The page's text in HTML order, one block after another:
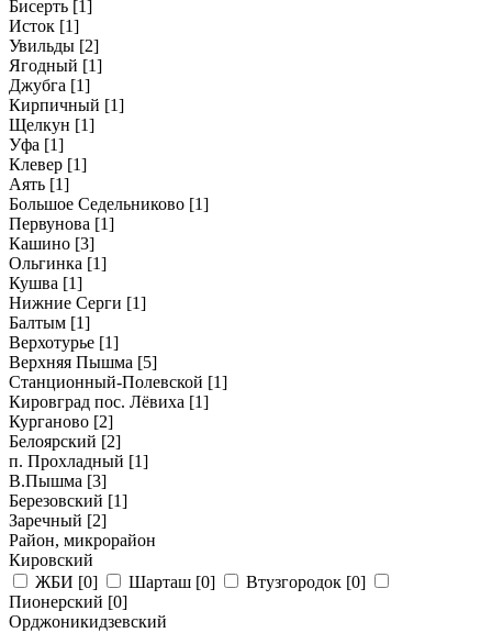
Бисерть [1]
Исток [1]
Увильды [2]
Ягодный [1]
Джубга [1]
Кирпичный [1]
Щелкун [1]
Уфа [1]
Клевер [1]
Аять [1]
Большое Седельниково [1]
Первунова [1]
Кашино [3]
Ольгинка [1]
Кушва [1]
Нижние Серги [1]
Балтым [1]
Верхотурье [1]
Верхняя Пышма [5]
Станционный-Полевской [1]
Кировград пос. Лёвиха [1]
Курганово [2]
Белоярский [2]
п. Прохладный [1]
В.Пышма [3]
Березовский [1]
Заречный [2]
Район, микрорайон
Кировский
ЖБИ [0] Шарташ [0] Втузгородок [0]
Пионерский [0]
Орджоникидзевский